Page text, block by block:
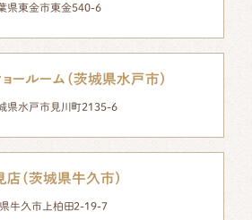
東金市東金540-6
ールーム（茨城県水戸市）
水戸市見川町2135-6
店（茨城県牛久市）
牛久市上柏田2-19-7